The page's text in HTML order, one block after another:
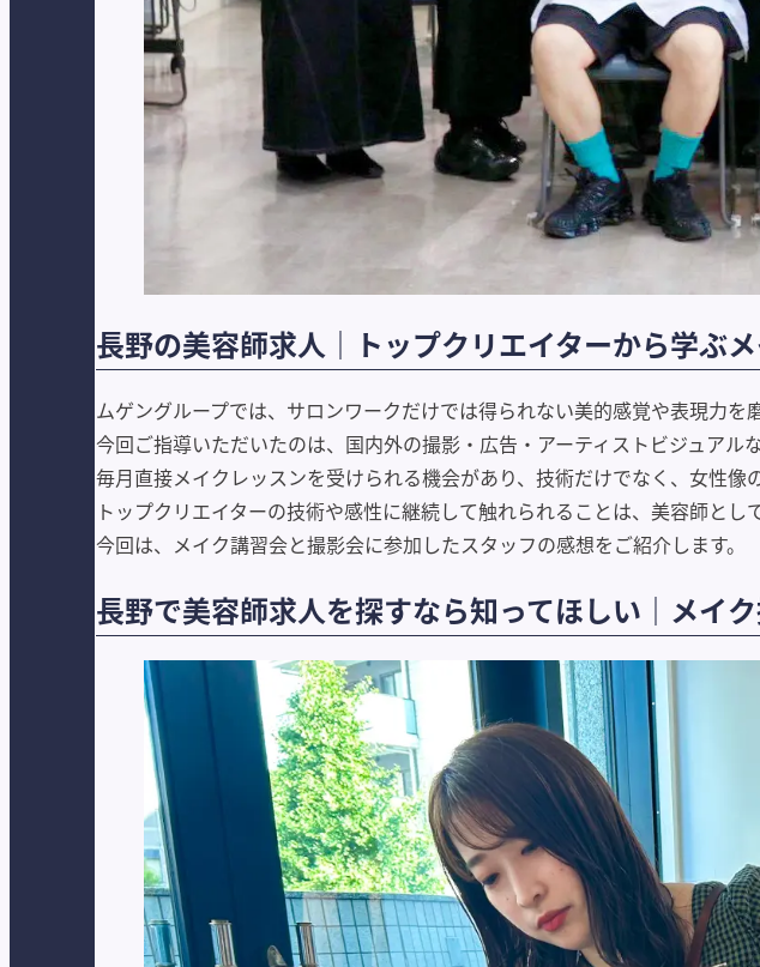
長野の美容師求人｜トップクリエイターから学ぶ
ムゲングループでは、サロンワークだけでは得られない美的感覚や表現力を
今回ご指導いただいたのは、国内外の撮影・広告・アーティストビジュアル
毎月直接メイクレッスンを受けられる機会があり、技術だけでなく、女性
トップクリエイターの技術や感性に継続して触れられることは、美容師とし
今回は、メイク講習会と撮影会に参加したスタッフの感想をご紹介します。
長野で美容師求人を探すなら知ってほしい｜メイ